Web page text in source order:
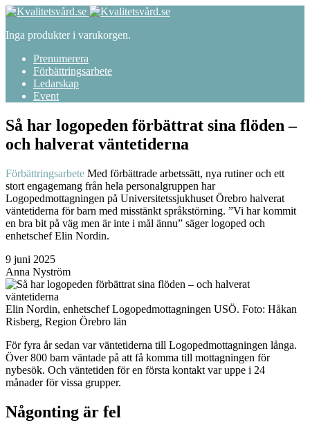
Inga produkter i varukorgen.
Prenumerera
Förbättringsarbete
Ledarskap
Event
Så har logopeden förbättrat sina flöden –
och halverat väntetiderna
Förbättringsarbete Med förbättrade arbetssätt, nya rutiner och ett
stort engagemang från hela personalgruppen har
Logopedmottagningen på Universitetssjukhuset Örebro halverat
väntetiderna för barn med misstänkt språkstörning. ”Vi har kommit
en bra bit på väg men är inte i mål ännu” säger logoped och
enhetschef Elin Nordin.
9 juni 2025
Anna Nyström
Elin Nordin, enhetschef Logopedmottagningen USÖ. Foto: Håkan
Risberg, Region Örebro län
För fyra år sedan var väntetiderna till Logopedmottagningen långa.
Över 800 barn väntade på att få komma till mottagningen för
nybesök. Och väntetiden för en första kontakt var uppe i 24
månader för vissa grupper.
Någonting är fel